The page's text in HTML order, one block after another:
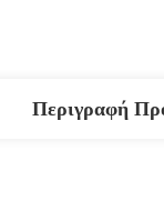
Περιγραφή